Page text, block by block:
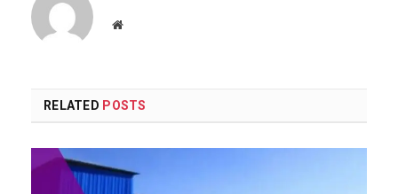
Website
RELATED POSTS